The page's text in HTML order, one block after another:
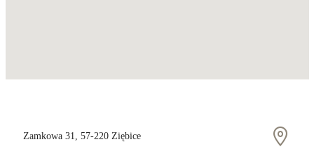
Zamkowa 31, 57-220 Ziębice